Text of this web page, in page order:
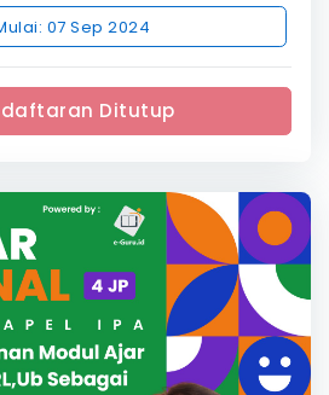
07 Sep 2024
Ditutup